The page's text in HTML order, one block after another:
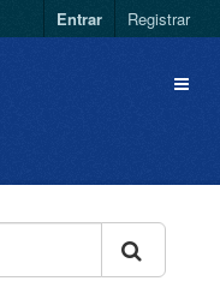
Entrar Registrar